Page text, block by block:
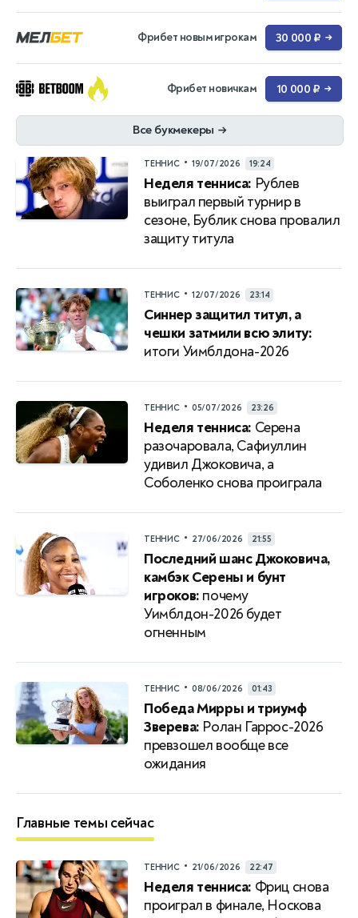
Фрибет новым игрокам 30 000 ₽ →
Фрибет новичкам 10 000 ₽ →
Все букмекеры →
ТЕННИС • 19/07/2026 19:24
Неделя тенниса: Рублев
выиграл первый турнир в
сезоне, Бублик снова провалил
защиту титула
ТЕННИС • 12/07/2026 23:14
Синнер защитил титул, а
чешки затмили всю элиту:
итоги Уимблдона-2026
ТЕННИС • 05/07/2026 23:26
Неделя тенниса: Серена
разочаровала, Сафиуллин
удивил Джоковича, а
Соболенко снова проиграла
ТЕННИС • 27/06/2026 21:55
Последний шанс Джоковича,
камбэк Серены и бунт
игроков: почему
Уимблдон-2026 будет
огненным
ТЕННИС • 08/06/2026 01:43
Победа Мирры и триумф
Зверева: Ролан Гаррос-2026
превзошел вообще все
ожидания
Главные темы сейчас
ТЕННИС • 21/06/2026 22:47
Неделя тенниса: Фриц снова
проиграл в финале, Носкова